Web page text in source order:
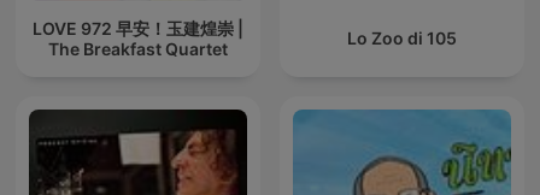
LOVE 972 早安！玉建煌崇 |
The Breakfast Quartet
Lo Zoo di 105